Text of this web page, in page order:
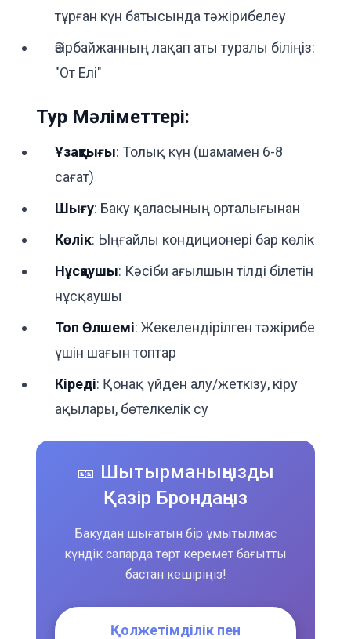
тұрған күн батысында тәжірибелеу
Әзірбайжанның лақап аты туралы біліңіз:
"От Елі"
Тур Мәліметтері:
Ұзақтығы: Толық күн (шамамен 6-8
сағат)
Шығу: Баку қаласының орталығынан
Көлік: Ыңғайлы кондиционері бар көлік
Нұсқаушы: Кәсіби ағылшын тілді білетін
нұсқаушы
Топ Өлшемі: Жекелендірілген тәжірибе
үшін шағын топтар
Кіреді: Қонақ үйден алу/жеткізу, кіру
ақылары, бөтелкелік су
🎫 Шытырманыңызды
Қазір Брондаңыз
Бакудан шығатын бір ұмытылмас
күндік сапарда төрт керемет бағытты
бастан кешіріңіз!
Қолжетімділік пен